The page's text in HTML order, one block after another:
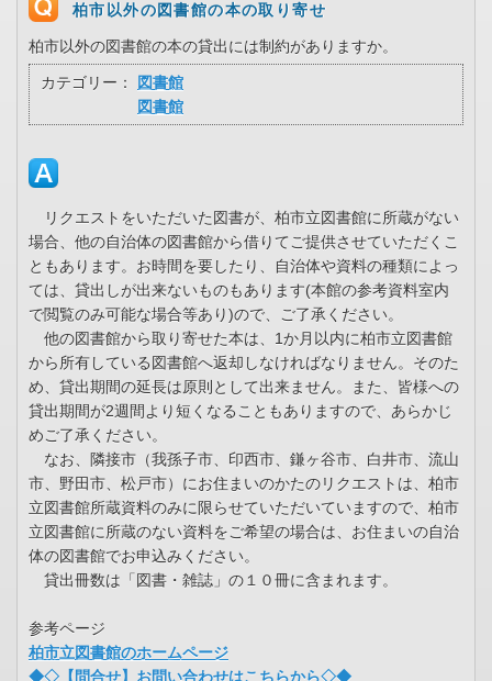
柏市以外の図書館の本の取り寄せ
柏市以外の図書館の本の貸出には制約がありますか。
カテゴリー：
図書館
図書館
リクエストをいただいた図書が、柏市立図書館に所蔵がない
場合、他の自治体の図書館から借りてご提供させていただくこ
ともあります。お時間を要したり、自治体や資料の種類によっ
ては、貸出しが出来ないものもあります(本館の参考資料室内
で閲覧のみ可能な場合等あり)ので、ご了承ください。
他の図書館から取り寄せた本は、1か月以内に柏市立図書館
から所有している図書館へ返却しなければなりません。そのた
め、貸出期間の延長は原則として出来ません。また、皆様への
貸出期間が2週間より短くなることもありますので、あらかじ
めご了承ください。
なお、隣接市（我孫子市、印西市、鎌ヶ谷市、白井市、流山
市、野田市、松戸市）にお住まいのかたのリクエストは、柏市
立図書館所蔵資料のみに限らせていただいていますので、柏市
立図書館に所蔵のない資料をご希望の場合は、お住まいの自治
体の図書館でお申込みください。
貸出冊数は「図書・雑誌」の１０冊に含まれます。
参考ページ
柏市立図書館のホームページ
◆◇【問合せ】お問い合わせはこちらから◇◆